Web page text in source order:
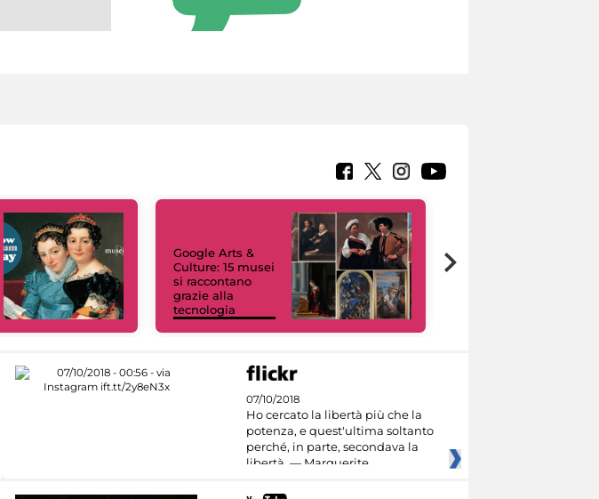
Google Arts &
Culture: 15 musei
si raccontano
grazie alla
tecnologia
07/10/2018
Ho cercato la libertà più che la
potenza, e quest'ultima soltanto
perché, in parte, secondava la
libertà. — Marguerite